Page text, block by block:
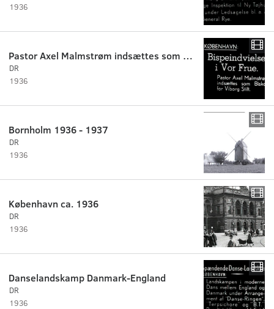
1936
Pastor Axel Malmstrøm indsættes som biskop
DR
1936
Bornholm 1936 - 1937
DR
1936
København ca. 1936
DR
1936
Danselandskamp Danmark-England
DR
1936